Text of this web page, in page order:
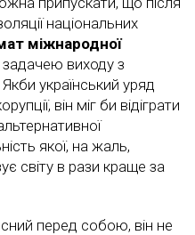
національних
міжнародної
задачею виходу з
український уряд
він міг би відіграти
якої, на жаль,
світу в рази краще за
перед собою, він не